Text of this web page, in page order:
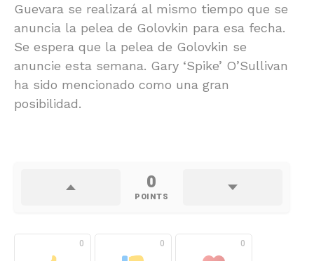
Guevara se realizará al mismo tiempo que se
anuncia la pelea de Golovkin para esa fecha.
Se espera que la pelea de Golovkin se
anuncie esta semana. Gary ‘Spike’ O’Sullivan
ha sido mencionado como una gran
posibilidad.
0
POINTS
0 0 0